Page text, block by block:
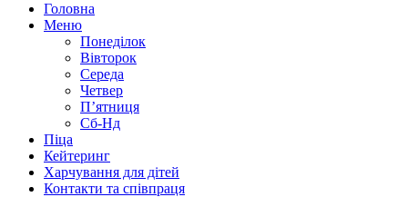
Головна
Меню
Понеділок
Вівторок
Середа
Четвер
П’ятниця
Сб-Нд
Піца
Кейтеринг
Харчування для дітей
Контакти та співпраця